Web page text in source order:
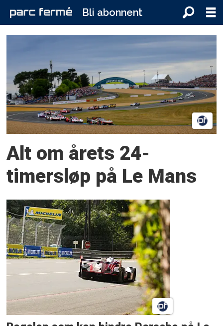
Bli abonnent
Tag:
24-
timersløpet
på
le
mans
Alt om årets 24-
timersløp på Le Mans